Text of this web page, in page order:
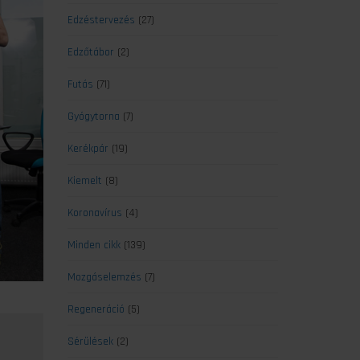
Edzéstervezés (27)
Edzőtábor (2)
Futás (71)
Gyógytorna (7)
Kerékpár (19)
Kiemelt (8)
Koronavírus (4)
Minden cikk(139)
Mozgáselemzés (7)
Regeneráció (5)
Sérülések(2)